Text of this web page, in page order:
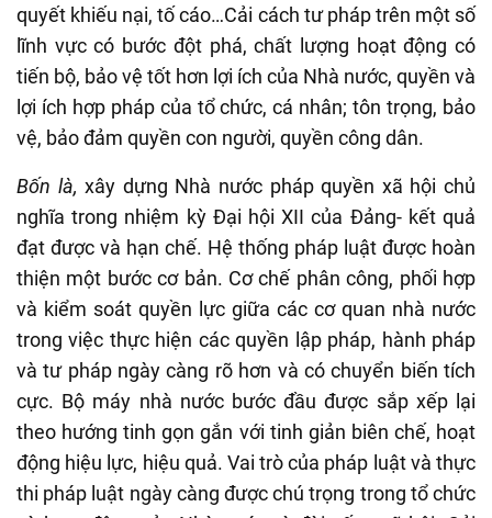
quyết khiếu nại, tố cáo…Cải cách tư pháp trên một số
lĩnh vực có bước đột phá, chất lượng hoạt động có
tiến bộ, bảo vệ tốt hơn lợi ích của Nhà nước, quyền và
lợi ích hợp pháp của tổ chức, cá nhân; tôn trọng, bảo
vệ, bảo đảm quyền con người, quyền công dân.
Bốn là,xây dựng Nhà nước pháp quyền xã hội chủ
nghĩa trong nhiệm kỳ Đại hội XII của Đảng- kết quả
đạt được và hạn chế. Hệ thống pháp luật được hoàn
thiện một bước cơ bản. Cơ chế phân công, phối hợp
và kiểm soát quyền lực giữa các cơ quan nhà nước
trong việc thực hiện các quyền lập pháp, hành pháp
và tư pháp ngày càng rõ hơn và có chuyển biến tích
cực. Bộ máy nhà nước bước đầu được sắp xếp lại
theo hướng tinh gọn gắn với tinh giản biên chế, hoạt
động hiệu lực, hiệu quả. Vai trò của pháp luật và thực
thi pháp luật ngày càng được chú trọng trong tổ chức